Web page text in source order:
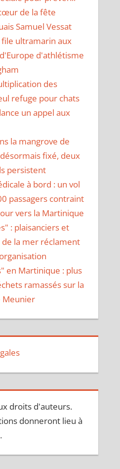
de la fête
Samuel Vessat
ultramarin aux
d'athlétisme
des
refuge pour chats
un appel aux
la mangrove de
fixé, deux
persistent
à bord : un vol
passagers contraint
vers la Martinique
: plaisanciers et
la mer réclament
en Martinique : plus
ramassés sur la
Meunier
droits d'auteurs.
donneront lieu à